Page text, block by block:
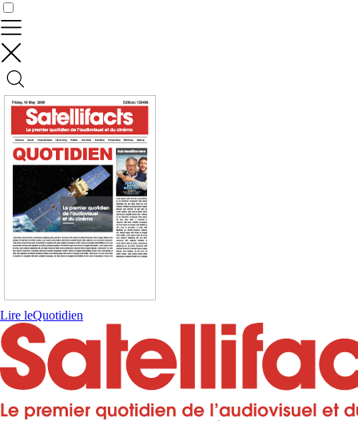
Lire leQuotidien
Contrôler vos données